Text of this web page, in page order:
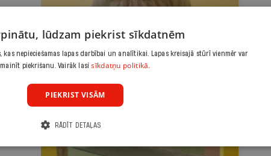
lūdzam piekrist sīkdatnēm
kas nepieciešamas lapas darbībai un analītikai. Lapas kreisajā stūrī vienmēr var
mainīt piekrišanu. Vairāk lasisīkdatņu politikā.
PIEKRIST VISĀM
RĀDĪT DETAĻAS